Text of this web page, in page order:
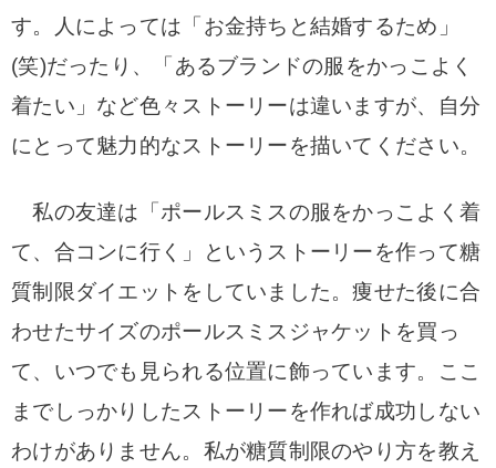
す。人によっては「お金持ちと結婚するため」
(笑)だったり、「あるブランドの服をかっこよく
着たい」など色々ストーリーは違いますが、自分
にとって魅力的なストーリーを描いてください。
私の友達は「ポールスミスの服をかっこよく着
て、合コンに行く」というストーリーを作って糖
質制限ダイエットをしていました。痩せた後に合
わせたサイズのポールスミスジャケットを買っ
て、いつでも見られる位置に飾っています。ここ
までしっかりしたストーリーを作れば成功しない
わけがありません。私が糖質制限のやり方を教え